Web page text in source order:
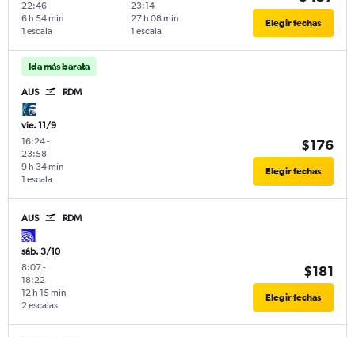
22:46
1 escala
6 h 54 min
23:14
1 escala
27 h 08 min Elegir fechas
Ida más barata
AUS RDM
vie. 11/9
16:24-
23:58
1 escala
9 h 34 min
$176
Elegir fechas
AUS RDM
sáb. 3/10
8:07-
18:22
2 escalas
12 h 15 min
$181
Elegir fechas